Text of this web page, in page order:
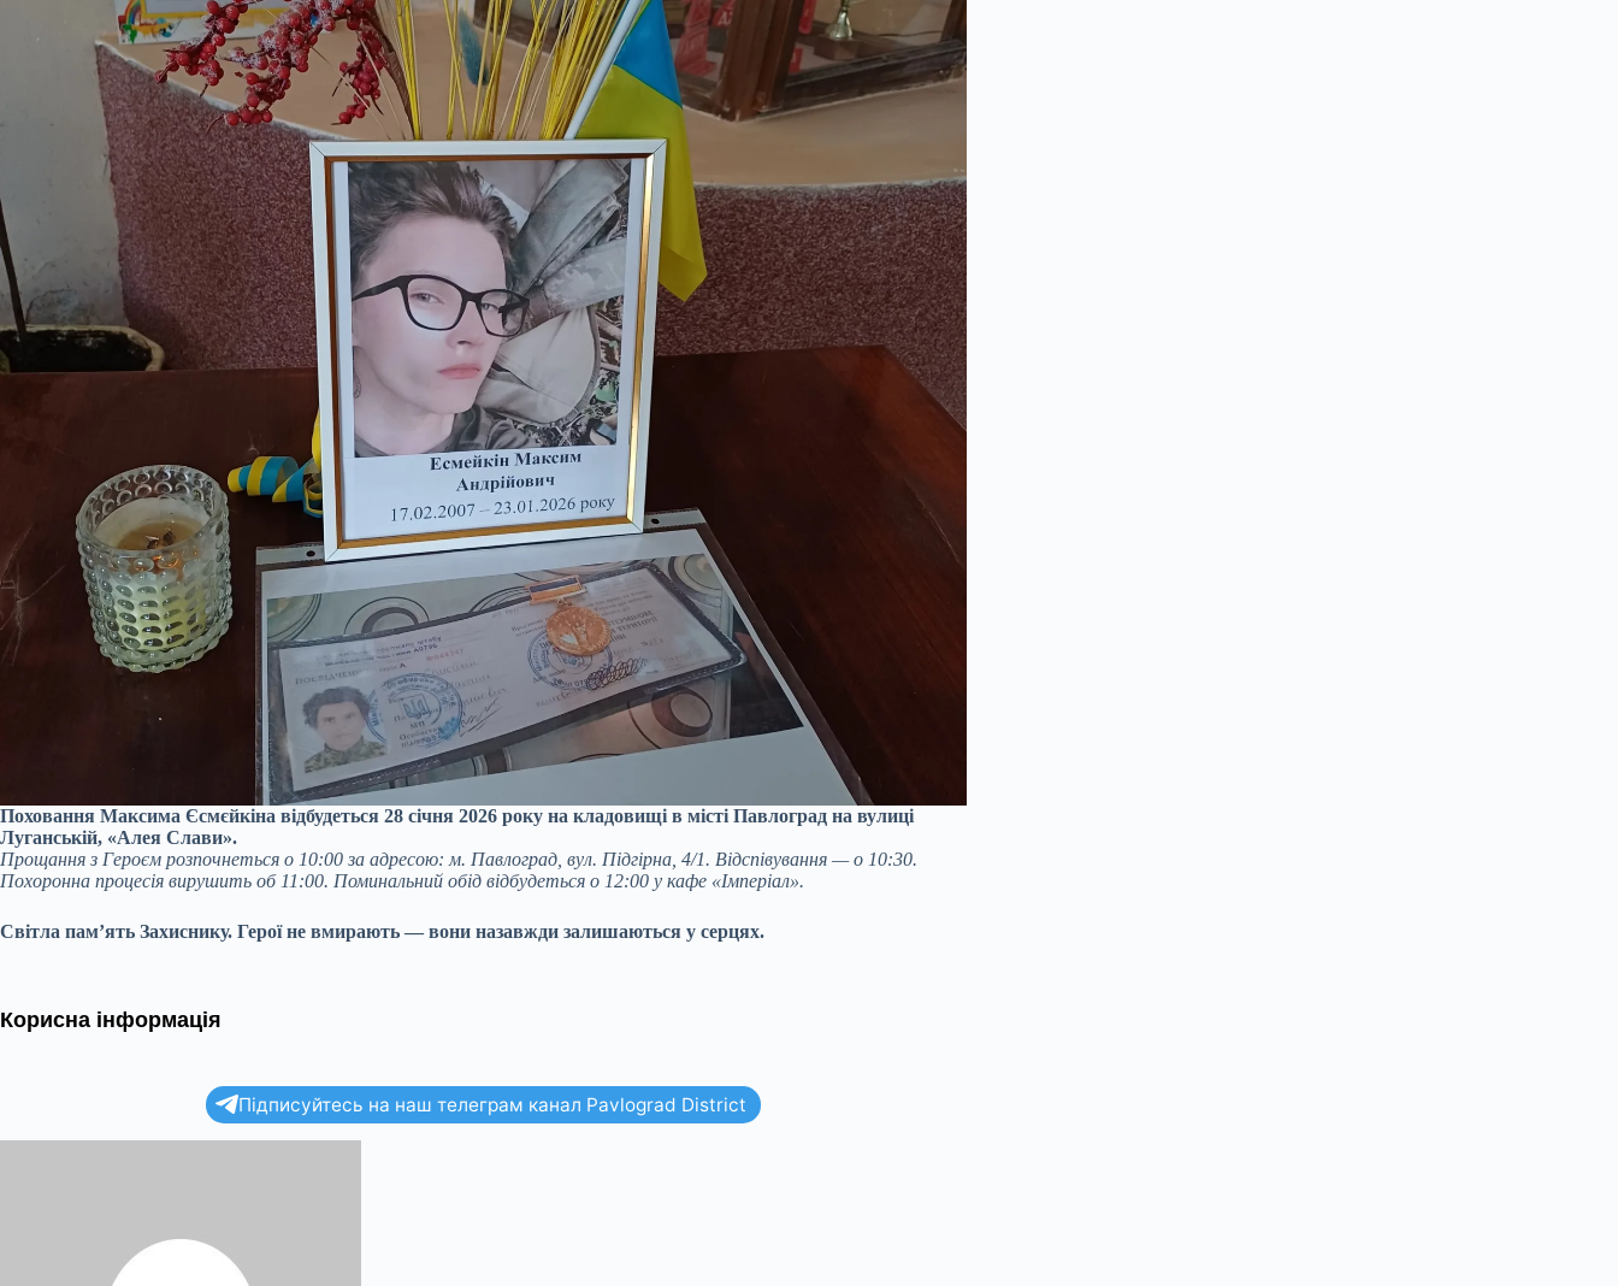
Поховання Максима Єсмєйкіна відбудеться 28 січня 2026 року на кладовищі в місті Павлоград на вулиці
Луганській, «Алея Слави».
Прощання з Героєм розпочнеться о 10:00 за адресою: м. Павлоград, вул. Підгірна, 4/1. Відспівування — о 10:30.
Похоронна процесія вирушить об 11:00. Поминальний обід відбудеться о 12:00 у кафе «Імперіал».
Світла пам’ять Захиснику. Герої не вмирають — вони назавжди залишаються у серцях.
Корисна інформація
Підписуйтесь на наш телеграм канал Pavlograd District